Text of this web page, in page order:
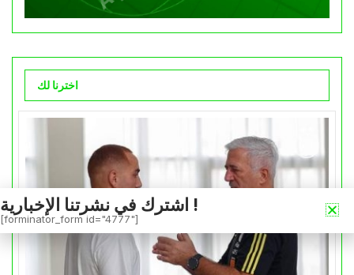
اخترنا لك
اشترك في نشرتنا الإخبارية !
[forminator_form id="4777"]